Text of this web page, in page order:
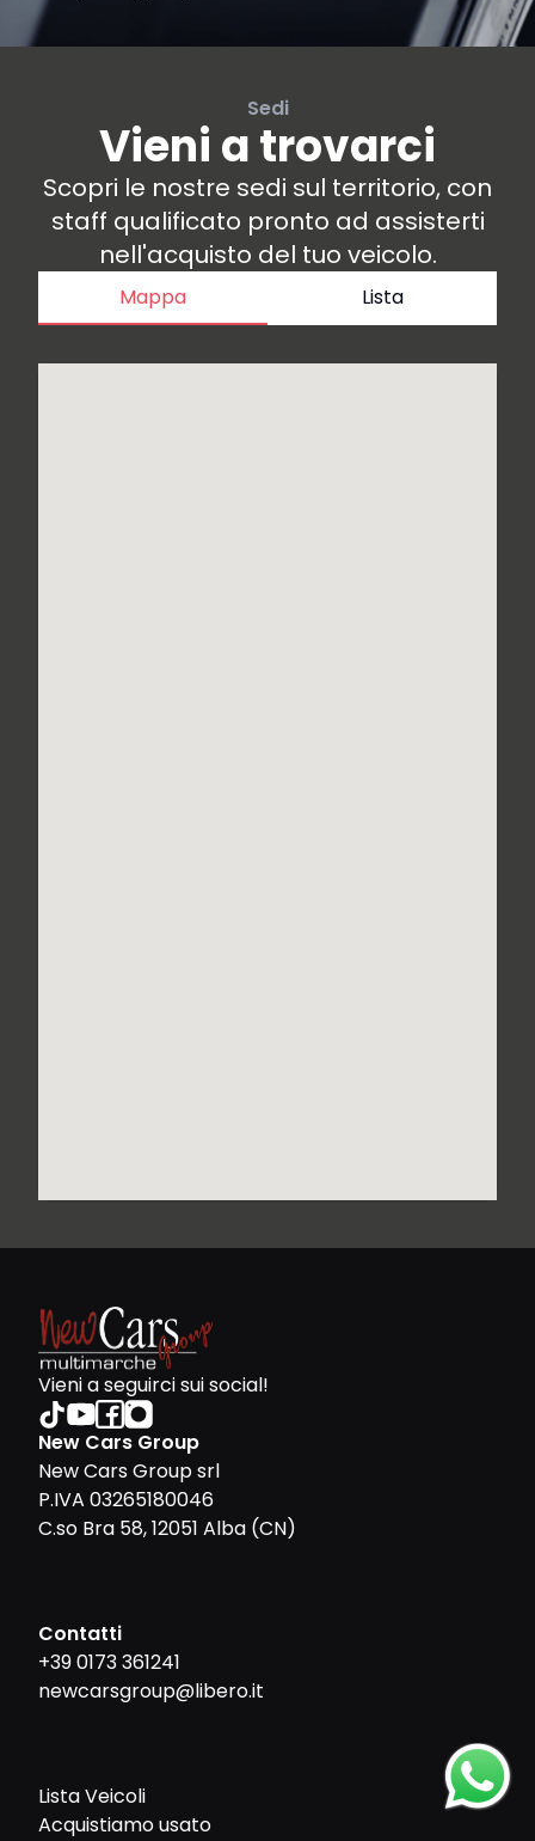
Sedi
Vieni a trovarci
Scopri le nostre sedi sul territorio, con
staff qualificato pronto ad assisterti
nell'acquisto del tuo veicolo.
Mappa Lista
Vieni a seguirci sui social!
New Cars Group
New Cars Group srl
P.IVA 03265180046
C.so Bra 58, 12051 Alba (CN)
Contatti
+39 0173 361241
newcarsgroup@libero.it
Lista Veicoli
Acquistiamo usato